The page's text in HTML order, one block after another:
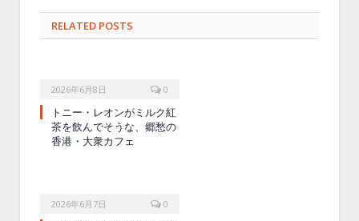
RELATED POSTS
2026年6月8日 0
トニー・レオンがミルク紅
茶を飲んでそうな、郷愁の
香港・大衆カフェ
2026年6月7日 0